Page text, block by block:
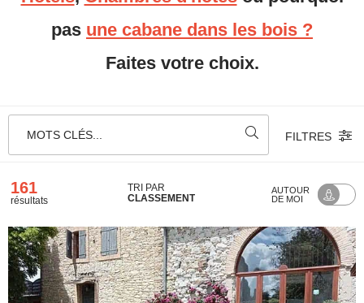
pas une cabane dans les bois ?
Faites votre choix.
MOTS CLÉS... FILTRES
161
résultats
TRI PAR
CLASSEMENT
AUTOUR
DE MOI